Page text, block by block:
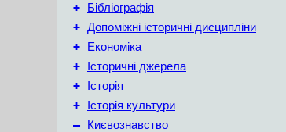
+ Бібліографія
+ Допоміжні історичні дисципліни
+ Економіка
+ Історичні джерела
+ Історія
+ Історія культури
– Києвознавство